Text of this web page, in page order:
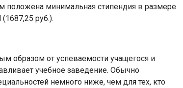
положена минимальная стипендия в размере
руб.).
образом от успеваемости учащегося и
учебное заведение. Обычно
немного ниже, чем для тех, кто